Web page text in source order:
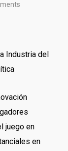
Industria del
juego en
en